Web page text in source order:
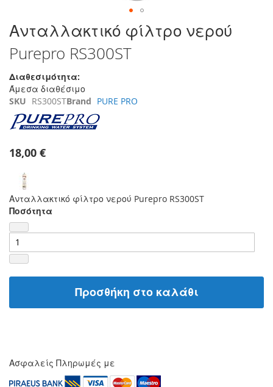
Μετάβαση
στην
αρχή
της
συλλογής
εικόνων
Ανταλλακτικό φίλτρο νερού
Purepro RS300ST
Διαθεσιμότητα:
Άμεσα διαθέσιμο
SKU RS300STBrand PURE PRO
18,00 €
Ανταλλακτικό φίλτρο νερού Purepro RS300ST
Ποσότητα
Προσθήκη στο καλάθι
Ασφαλείς Πληρωμές με